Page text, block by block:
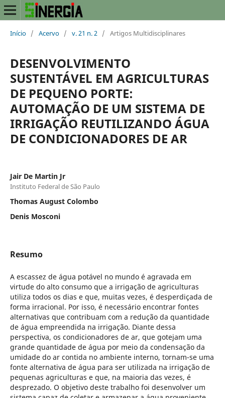
Início / Acervo / v. 21 n. 2 / Artigos Multidisciplinares
DESENVOLVIMENTO
SUSTENTÁVEL EM AGRICULTURAS
DE PEQUENO PORTE:
AUTOMAÇÃO DE UM SISTEMA DE
IRRIGAÇÃO REUTILIZANDO ÁGUA
DE CONDICIONADORES DE AR
Jair De Martin Jr
Instituto Federal de São Paulo
Thomas August Colombo
Denis Mosconi
Resumo
A escassez de água potável no mundo é agravada em
virtude do alto consumo que a irrigação de agriculturas
utiliza todos os dias e que, muitas vezes, é desperdiçada de
forma irracional. Por isso, é necessário encontrar fontes
alternativas que contribuam com a redução da quantidade
de água empreendida na irrigação. Diante dessa
perspectiva, os condicionadores de ar, que gotejam uma
grande quantidade de água por meio da condensação da
umidade do ar contida no ambiente interno, tornam-se uma
fonte alternativa de água para ser utilizada na irrigação de
pequenas agriculturas e que, na maioria das vezes, é
desprezado. O objetivo deste trabalho foi desenvolver um